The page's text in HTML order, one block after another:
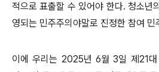
적으로 표출할 수 있어야 한다. 청소년
영되는 민주주의야말로 진정한 참여 민
이에 우리는 2025년 6월 3일 제21